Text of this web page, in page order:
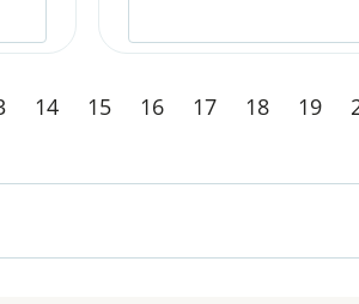
14 15 16 17 18 19